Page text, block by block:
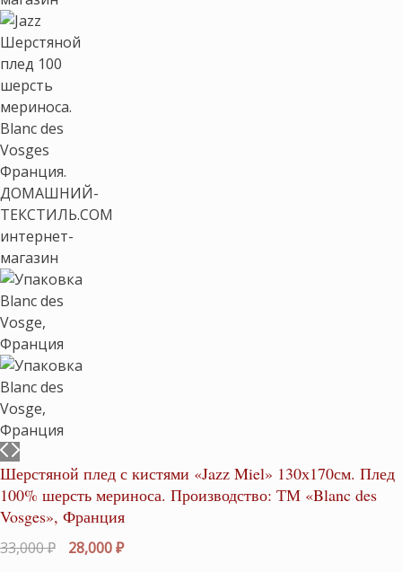
Шерстяной плед с кистями «Jazz Miel» 130х170см. Плед
100% шерсть мериноса. Производство: ТМ «Blanc des
Vosges», Франция
33,000₽
Первоначальная
28,000₽Текущая